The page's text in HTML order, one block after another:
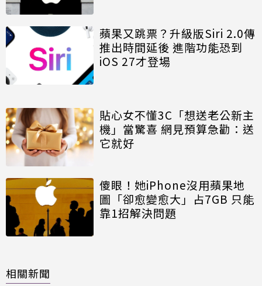
蘋果又跳票？升級版Siri 2.0傳
推出時間延後 進階功能恐到
iOS 27才登場
貼心女不懂3C「想送老公新主
機」當驚喜 網見預算急勸：送
它就好
傻眼！她iPhone沒用蘋果地
圖「卻愈變愈大」占7GB 只能
靠1招解決問題
相關新聞